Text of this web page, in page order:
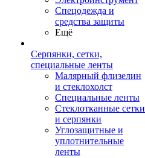
Спецодежда и
средства защиты
Ещё
Серпянки, сетки,
специальные ленты
Малярный флизелин
и стеклохолст
Специальные ленты
Стеклотканные сетки
и серпянки
Углозащитные и
уплотнительные
ленты